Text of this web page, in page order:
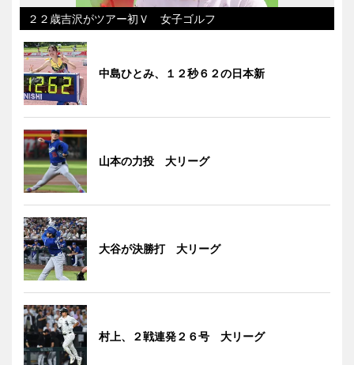
２２歳吉沢がツアー初Ｖ 女子ゴルフ
中島ひとみ、１２秒６２の日本新
山本の力投 大リーグ
大谷が決勝打 大リーグ
村上、２戦連発２６号 大リーグ